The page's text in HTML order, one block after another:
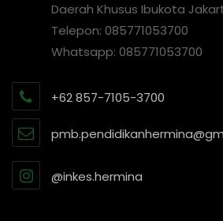
Daerah Khusus Ibukota
Telepon: 085771053700
Whatsapp: 085771053700
+62 857-7105-3700
@inkes.hermina